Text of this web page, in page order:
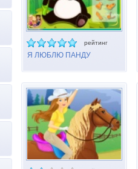
рейтинг
Я ЛЮБЛЮ ПАНДУ